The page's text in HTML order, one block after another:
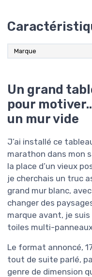
Marque
Un grand
pour
un mur vide
J’ai installé ce
marathon dans mon
la place d’un vieux
je cherchais un truc
grand mur blanc,
changer des
marque avant, je
toiles multi-
Le format annoncé,
tout de suite parlé,
genre de dimension